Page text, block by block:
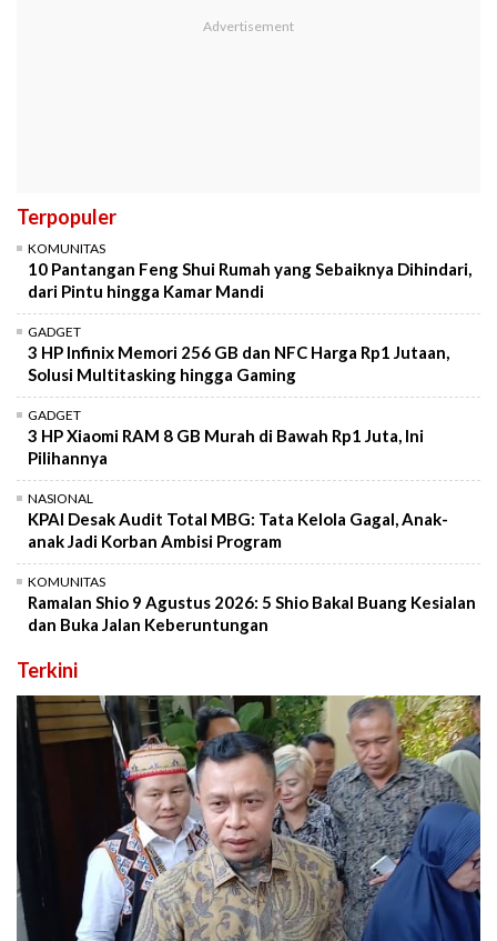
Terpopuler
KOMUNITAS
10 Pantangan Feng Shui Rumah yang Sebaiknya Dihindari,
dari Pintu hingga Kamar Mandi
GADGET
3 HP Infinix Memori 256 GB dan NFC Harga Rp1 Jutaan,
Solusi Multitasking hingga Gaming
GADGET
3 HP Xiaomi RAM 8 GB Murah di Bawah Rp1 Juta, Ini
Pilihannya
NASIONAL
KPAI Desak Audit Total MBG: Tata Kelola Gagal, Anak-
anak Jadi Korban Ambisi Program
KOMUNITAS
Ramalan Shio 9 Agustus 2026: 5 Shio Bakal Buang Kesialan
dan Buka Jalan Keberuntungan
Terkini